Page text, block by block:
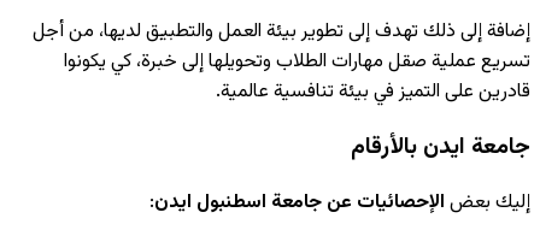
إضافة إلى ذلك تهدف إلى تطوير بيئة العمل والتطبيق لديها، من أجل
تسريع عملية صقل مهارات الطلاب وتحويلها إلى خبرة، كي يكونوا
قادرين على التميز في بيئة تنافسية عالمية.
جامعة ايدن بالأرقام
إليك بعض الإحصائيات عن جامعة اسطنبول ايدن: